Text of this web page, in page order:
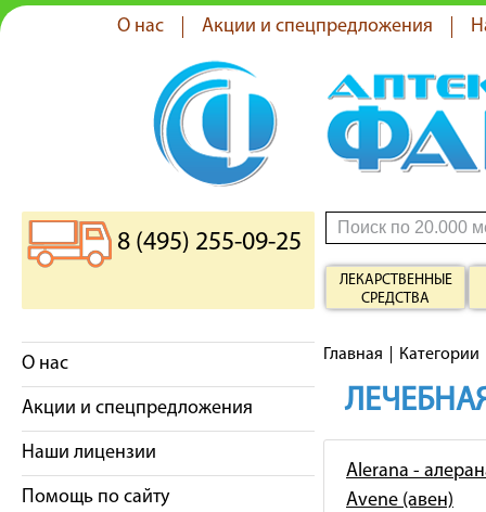
О нас Акции и спецпредложения
8 (495) 255-09-25
ЛЕКАРСТВЕННЫЕ
СРЕДСТВА
О нас
Акции и спецпредложения
Наши лицензии
Помощь по сайту
Главная Категории
Alerana -
Avene (авен)